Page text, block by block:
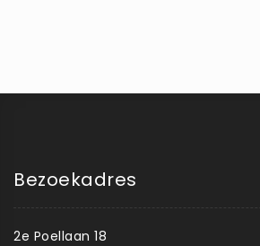
Bezoekadres
2e Poellaan 18